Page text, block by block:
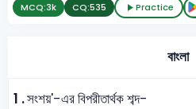
MCQ:3k CQ:535 Practice
বাংলা
1 .সংশয়'-এর বিপরীতার্থক শব্দ-